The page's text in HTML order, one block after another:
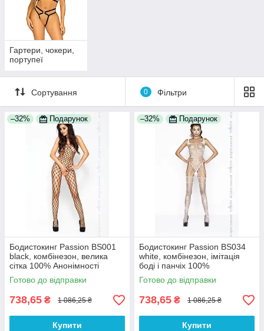
Гартери, чокери,
портупеї
Сортування 0 Фільтри
–32% Подарунок
Бодистокинг Passion BS001
black, комбінезон, велика
сітка 100% Анонімності
Готово до відправки
738,65 ₴ 1 086,25 ₴
Купити
–32% Подарунок
Бодистокинг Passion BS034
white, комбінезон, імітація
боді і панчіх 100%
Анонімності
Готово до відправки
738,65 ₴ 1 086,25 ₴
Купити